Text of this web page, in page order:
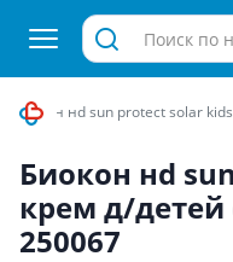
Биокон нd sun protect solar
Биокон нd
крем д/детей
250067